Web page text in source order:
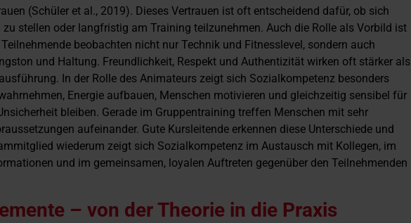
(Schüler et al., 2019). Dieses Vertrauen ist oft entscheidend dafür, ob sich
zu stellen oder langfristig am Training teilzunehmen. Auch die Rolle als Vorbild ist
beobachten nicht nur Technik und Fitnesslevel, sondern auch
und Haltung. Freundlichkeit, Respekt und Authentizität wirken oft stärker als
In der Rolle des Animateurs zeigt sich Sozialkompetenz besonders
Energie aufbauen, Menschen motivieren und gleichzeitig sensibel für
bleiben. Gerade im Gruppentraining treffen Menschen mit sehr
aufeinander. Gute Kursleitende erkennen diese Unterschiede und
wiederum zeigt sich Sozialkompetenz im Austausch mit Kollegen, im
und im gemeinsamen, loyalen Auftreten gegenüber den Teilnehmenden
– von der Theorie in die Praxis